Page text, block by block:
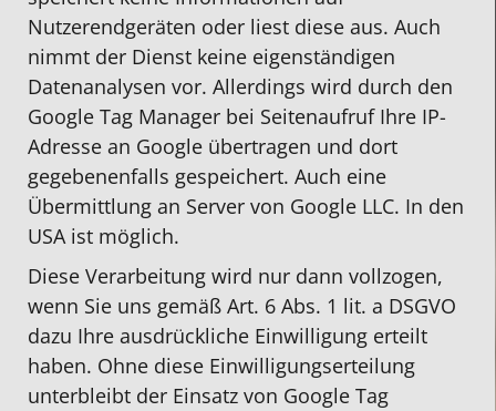
Nutzerendgeräten oder liest diese aus. Auch
nimmt der Dienst keine eigenständigen
Datenanalysen vor. Allerdings wird durch den
Google Tag Manager bei Seitenaufruf Ihre IP-
Adresse an Google übertragen und dort
gegebenenfalls gespeichert. Auch eine
Übermittlung an Server von Google LLC. In den
USA ist möglich.
Diese Verarbeitung wird nur dann vollzogen,
wenn Sie uns gemäß Art. 6 Abs. 1 lit. a DSGVO
dazu Ihre ausdrückliche Einwilligung erteilt
haben. Ohne diese Einwilligungserteilung
unterbleibt der Einsatz von Google Tag